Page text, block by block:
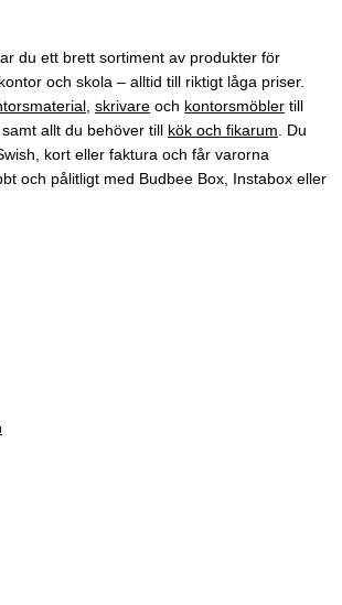
du ett brett sortiment av produkter för
och skola – alltid till riktigt låga priser.
skrivare och kontorsmöbler till
, samt allt du behöver till kök och fikarum . Du
kort eller faktura och får varorna
och pålitligt med Budbee Box, Instabox eller